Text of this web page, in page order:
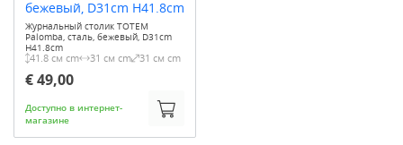
Журнальный столик TOTEM
Palomba, сталь, бежевый, D31cm
H41.8cm
41.8 см cm 31 см cm 31 см cm
€ 49,00
Доступно в интернет-
магазине